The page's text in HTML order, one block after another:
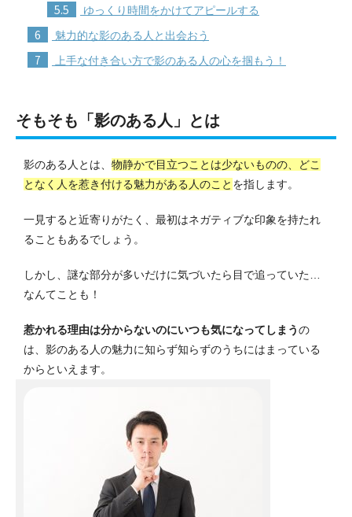
5.5 ゆっくり時間をかけてアピールする
6 魅力的な影のある人と出会おう
7 上手な付き合い方で影のある人の心を掴もう！
そもそも「影のある人」とは
影のある人とは、 物静かで目立つことは少ないものの、どこ
となく人を惹き付ける魅力がある人のこと を指します。
一見すると近寄りがたく、最初はネガティブな印象を持たれ
ることもあるでしょう。
しかし、謎な部分が多いだけに気づいたら目で追っていた…
なんてことも！
惹かれる理由は分からないのにいつも気になってしまうの
は、影のある人の魅力に知らず知らずのうちにはまっている
からといえます。